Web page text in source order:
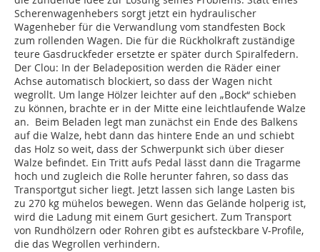
Scherenwagenhebers sorgt jetzt ein hydraulischer
Wagenheber für die Verwandlung vom standfesten Bock
zum rollenden Wagen. Die für die Rückholkraft zuständige
teure Gasdruckfeder ersetzte er später durch Spiralfedern.
Der Clou: In der Beladeposition werden die Räder einer
Achse automatisch blockiert, so dass der Wagen nicht
wegrollt. Um lange Hölzer leichter auf den „Bock“ schieben
zu können, brachte er in der Mitte eine leichtlaufende Walze
an. Beim Beladen legt man zunächst ein Ende des Balkens
auf die Walze, hebt dann das hintere Ende an und schiebt
das Holz so weit, dass der Schwerpunkt sich über dieser
Walze befindet. Ein Tritt aufs Pedal lässt dann die Tragarme
hoch und zugleich die Rolle herunter fahren, so dass das
Transportgut sicher liegt. Jetzt lassen sich lange Lasten bis
zu 270 kg mühelos bewegen. Wenn das Gelände holperig ist,
wird die Ladung mit einem Gurt gesichert. Zum Transport
von Rundhölzern oder Rohren gibt es aufsteckbare V-Profile,
die das Wegrollen verhindern.